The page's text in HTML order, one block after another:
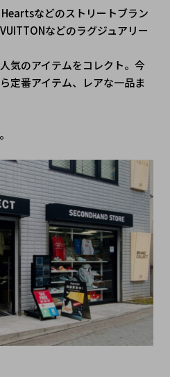
などのストリートブラン
などのラグジュアリー
気のアイテムをコレクト。今
定番アイテム、レアな一品ま